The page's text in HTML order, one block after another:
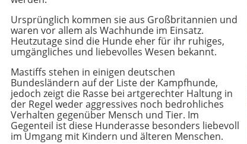
Ursprünglich kommen sie aus Großbritannien und
waren vor allem als Wachhunde im Einsatz.
Heutzutage sind die Hunde eher für ihr ruhiges,
umgängliches und liebevolles Wesen bekannt.
Mastiffs stehen in einigen deutschen
Bundesländern auf der Liste der Kampfhunde,
jedoch zeigt die Rasse bei artgerechter Haltung in
der Regel weder aggressives noch bedrohliches
Verhalten gegenüber Mensch und Tier. Im
Gegenteil ist diese Hunderasse besonders liebevoll
im Umgang mit Kindern und älteren Menschen.